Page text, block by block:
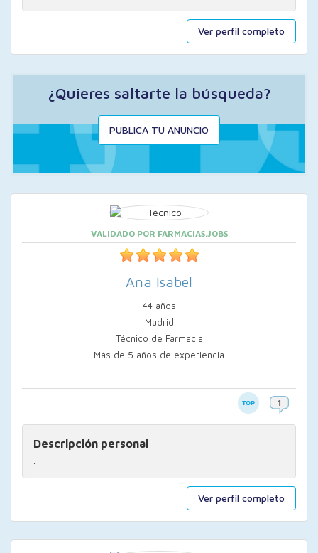
Ver perfil completo
¿Quieres saltarte la búsqueda?
PUBLICA TU ANUNCIO
Ver perfil completo
VALIDADO POR FARMACIAS.JOBS
Ana Isabel
44 años
Madrid
Técnico de Farmacia
Más de 5 años de experiencia
Descripción personal
.